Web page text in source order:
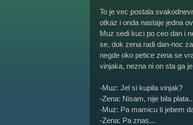
To je vec postala
otkaz i onda nastaje jedna
Muz sedi kuci po ceo dan i
se, dok zena radi dan-noc
negde oko petice zena se
vinjaka, nezna ni on sta ga
-Muz: Jel si kupila vinjak?
-Zena: Nisam, nije bila
-Muz: Pa mamicu ti jebem
-Zena: Pa znas...